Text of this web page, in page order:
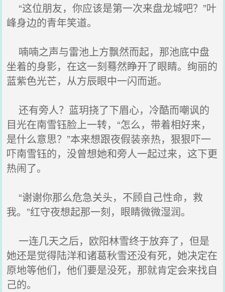
“这位朋友，你应该是第一次来盘龙城吧？”叶
峰身边的青年笑道。
喃喃之声与雷池上方飘然而起，那池底中盘
坐着的身影，在这一刻蓦然睁开了眼睛。绚丽的
蓝紫色光芒，从方辰眼中一闪而逝。
还有旁人？蓝玥挠了下眉心，冷酷而嘲讽的
目光在南雪钰脸上一转，“怎么，带着相好来，
是什么意思？”本来想跟夜假装亲热，狠狠吓一
吓南雪钰的，没曾想她和旁人一起过来，这下更
热闹了。
“谢谢你那么危急关头，不顾自己性命，救
我。”红守夜想起那一刻，眼睛微微湿润。
一连几天之后，欧阳林雪终于放弃了，但是
她还是觉得陆洋和诸葛秋雪还没有死，她决定在
原地等他们，他们要是没死，那就肯定会来找自
己的。